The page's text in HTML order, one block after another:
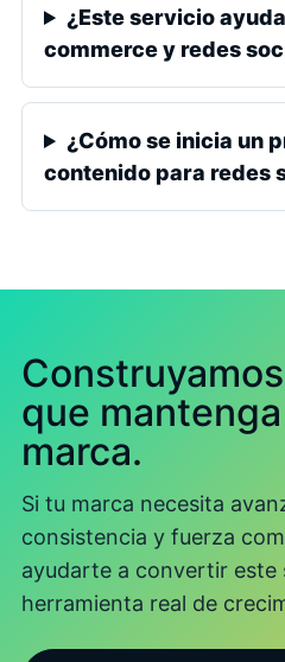
¿Este servicio
commerce y redes
¿Cómo se inicia un
contenido para redes
que
marca.
Si tu marca necesita
consistencia y fuerza
ayudarte a convertir este
herramienta real de